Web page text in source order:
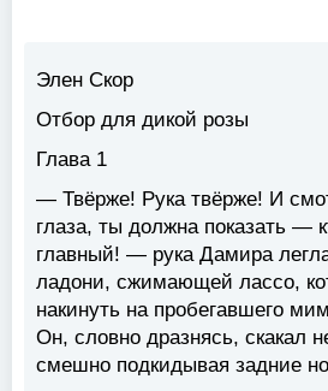
Элен Скор
Отбор для дикой розы
Глава 1
— Твёрже! Рука твёрже! И
глаза, ты должна показать —
главный! — рука Дамира
ладони, сжимающей лассо,
накинуть на пробегавшего
Он, словно дразнясь, скакал
смешно подкидывая задние